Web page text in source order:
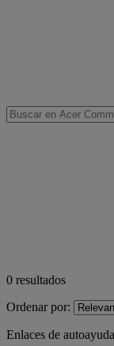
0 resultados
Ordenar por:
Enlaces de autoayuda